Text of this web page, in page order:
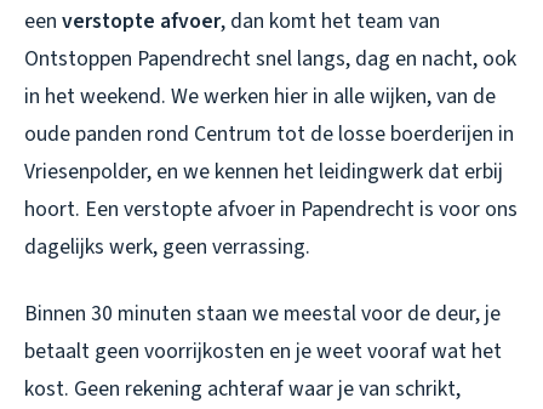
een verstopte afvoer, dan komt het team van
Ontstoppen Papendrecht snel langs, dag en nacht, ook
in het weekend. We werken hier in alle wijken, van de
oude panden rond Centrum tot de losse boerderijen in
Vriesenpolder, en we kennen het leidingwerk dat erbij
hoort. Een verstopte afvoer in Papendrecht is voor ons
dagelijks werk, geen verrassing.
Binnen 30 minuten staan we meestal voor de deur, je
betaalt geen voorrijkosten en je weet vooraf wat het
kost. Geen rekening achteraf waar je van schrikt,